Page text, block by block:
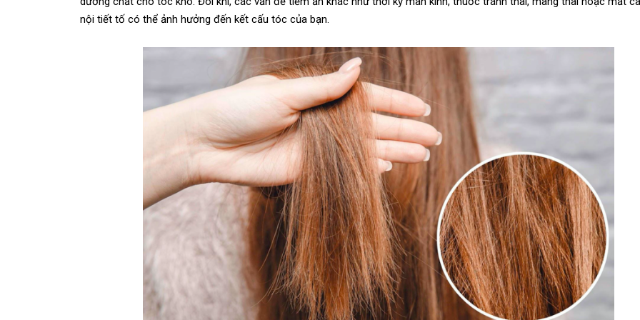
nội tiết tố có thể ảnh hưởng đến kết cấu tóc của bạn.